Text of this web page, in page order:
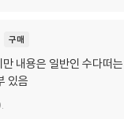
잊지 마라. 1등 주식은 늘
뒤에 또 후회할 것이 분
해야 한다. 구글, 애플, 마
구매
내용은 일반인 수다떠
있음